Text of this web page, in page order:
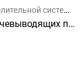
системы
без установленной локализации